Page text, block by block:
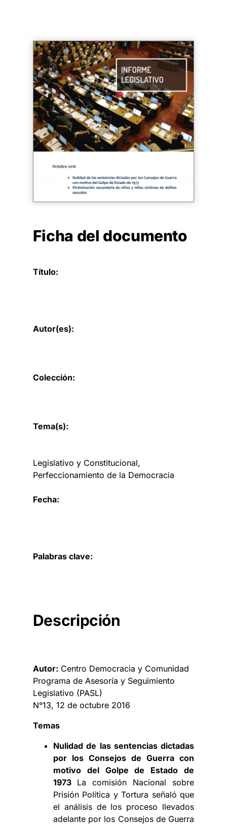
Ficha del documento
Título:
Autor(es):
Colección:
Tema(s):
Legislativo y Constitucional
Perfeccionamiento de la Democracia
Fecha:
Palabras clave:
Descripción
Autor: Centro Democracia y Comunidad
Programa de Asesoría y Seguimiento
Legislativo (PASL)
N°13, 12 de octubre 2016
Temas
Nulidad de las sentencias dictadas
por los Consejos de Guerra con
motivo del Golpe de Estado de
1973 La comisión Nacional sobre
Prisión Política y Tortura señaló que
el análisis de los proceso llevados
adelante por los Consejos de Guerra